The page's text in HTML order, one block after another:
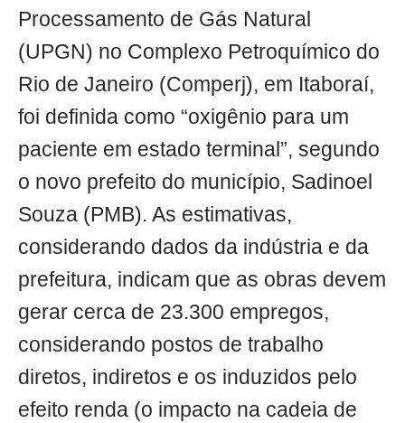
Processamento de Gás Natural
(UPGN) no Complexo Petroquímico do
Rio de Janeiro (Comperj), em Itaboraí,
foi definida como “oxigênio para um
paciente em estado terminal”, segundo
o novo prefeito do município, Sadinoel
Souza (PMB). As estimativas,
considerando dados da indústria e da
prefeitura, indicam que as obras devem
gerar cerca de 23.300 empregos,
considerando postos de trabalho
diretos, indiretos e os induzidos pelo
efeito renda (o impacto na cadeia de